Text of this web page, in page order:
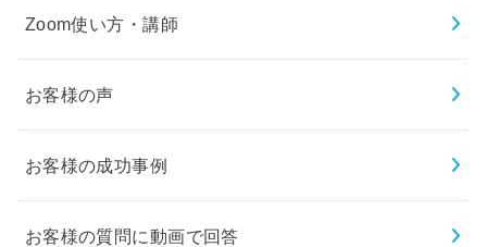
Zoom使い方・講師
お客様の声
お客様の成功事例
お客様の質問に動画で回答